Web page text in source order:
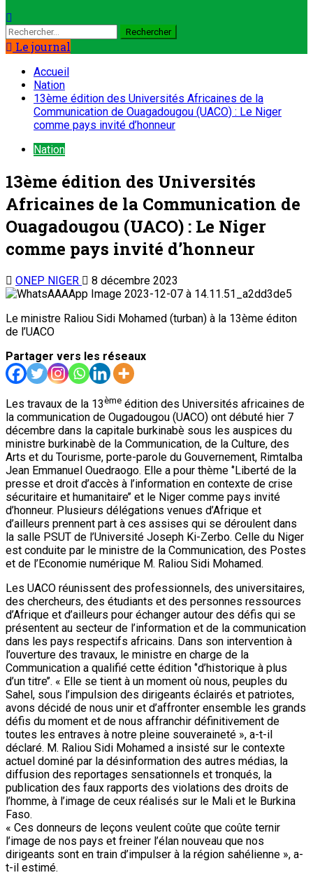
Le journal
Accueil
Nation
13ème édition des Universités Africaines de la
Communication de Ouagadougou (UACO) : Le Niger
comme pays invité d’honneur
Nation
13ème édition des Universités
Africaines de la Communication de
Ouagadougou (UACO) : Le Niger
comme pays invité d’honneur
ONEP NIGER 8 décembre 2023
Le ministre Raliou Sidi Mohamed (turban) à la 13ème éditon
de l’UACO
Partager vers les réseaux
Les travaux de la 13ème édition des Universités africaines de
la communication de Ougadougou (UACO) ont débuté hier 7
décembre dans la capitale burkinabè sous les auspices du
ministre burkinabè de la Communication, de la Culture, des
Arts et du Tourisme, porte-parole du Gouvernement, Rimtalba
Jean Emmanuel Ouedraogo. Elle a pour thème ‘’Liberté de la
presse et droit d’accès à l’information en contexte de crise
sécuritaire et humanitaire’’ et le Niger comme pays invité
d’honneur. Plusieurs délégations venues d’Afrique et
d’ailleurs prennent part à ces assises qui se déroulent dans
la salle PSUT de l’Université Joseph Ki-Zerbo. Celle du Niger
est conduite par le ministre de la Communication, des Postes
et de l’Economie numérique M. Raliou Sidi Mohamed.
Les UACO réunissent des professionnels, des universitaires,
des chercheurs, des étudiants et des personnes ressources
d’Afrique et d’ailleurs pour échanger autour des défis qui se
présentent au secteur de l’information et de la communication
dans les pays respectifs africains. Dans son intervention à
l’ouverture des travaux, le ministre en charge de la
Communication a qualifié cette édition ‘’d’historique à plus
d’un titre’’. « Elle se tient à un moment où nous, peuples du
Sahel, sous l’impulsion des dirigeants éclairés et patriotes,
avons décidé de nous unir et d’affronter ensemble les grands
défis du moment et de nous affranchir définitivement de
toutes les entraves à notre pleine souveraineté », a-t-il
déclaré. M. Raliou Sidi Mohamed a insisté sur le contexte
actuel dominé par la désinformation des autres médias, la
diffusion des reportages sensationnels et tronqués, la
publication des faux rapports des violations des droits de
l’homme, à l’image de ceux réalisés sur le Mali et le Burkina
Faso.
« Ces donneurs de leçons veulent coûte que coûte ternir
l’image de nos pays et freiner l’élan nouveau que nos
dirigeants sont en train d’impulser à la région sahélienne », a-
t-il estimé.